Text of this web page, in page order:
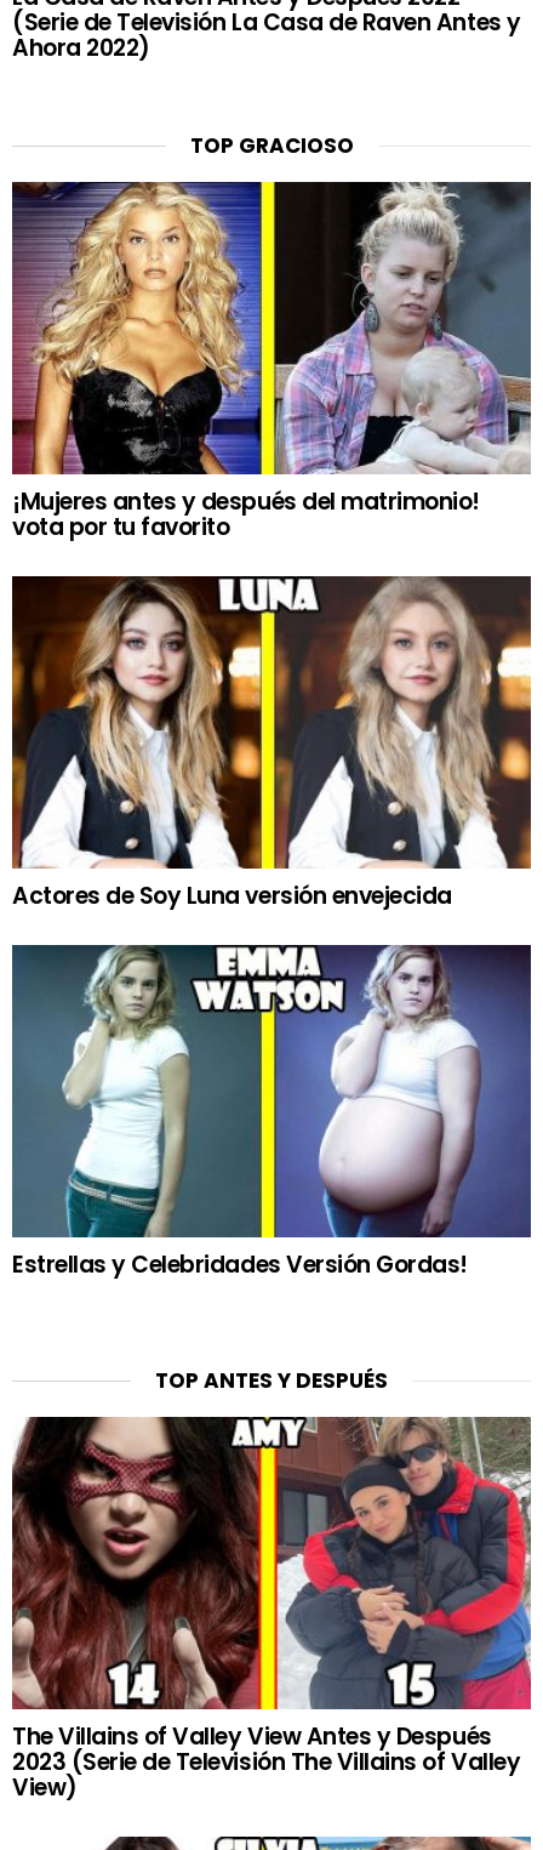
(Serie de Televisión La Casa de Raven Antes y
Ahora 2022)
TOP GRACIOSO
¡Mujeres antes y después del matrimonio!
vota por tu favorito
Actores de Soy Luna versión envejecida
Estrellas y Celebridades Versión Gordas!
TOP ANTES Y DESPUÉS
The Villains of Valley View Antes y Después
2023 (Serie de Televisión The Villains of Valley
View)